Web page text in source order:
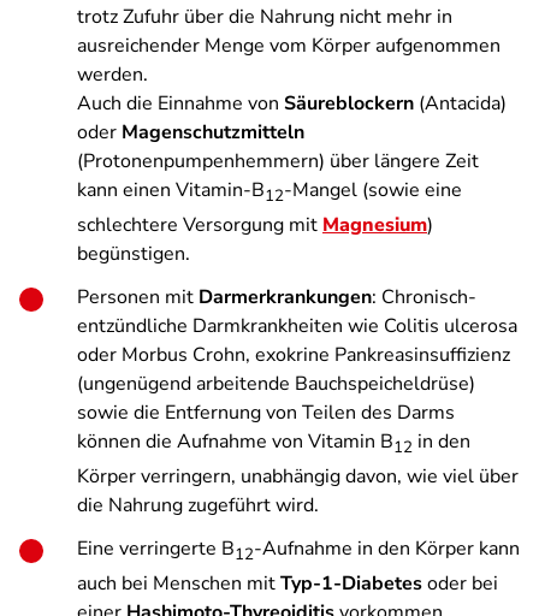
trotz Zufuhr über die Nahrung nicht mehr in
ausreichender Menge vom Körper aufgenommen
werden.
Auch die Einnahme von Säureblockern (Antacida)
oder Magenschutzmitteln
(Protonenpumpenhemmern) über längere Zeit
kann einen Vitamin-B12-Mangel (sowie eine
schlechtere Versorgung mit Magnesium)
begünstigen.
Personen mit Darmerkrankungen: Chronisch-
entzündliche Darmkrankheiten wie Colitis ulcerosa
oder Morbus Crohn, exokrine Pankreasinsuffizienz
(ungenügend arbeitende Bauchspeicheldrüse)
sowie die Entfernung von Teilen des Darms
können die Aufnahme von Vitamin B12 in den
Körper verringern, unabhängig davon, wie viel über
die Nahrung zugeführt wird.
Eine verringerte B12-Aufnahme in den Körper kann
auch bei Menschen mitTyp-1-Diabetesoder bei